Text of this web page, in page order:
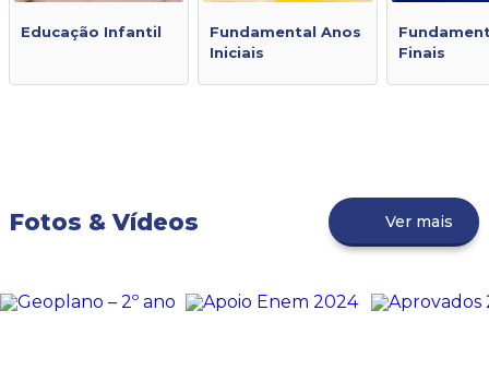
Educação Infantil
Fundamental Anos
Iniciais
Finais
Fotos & Vídeos Ver mais